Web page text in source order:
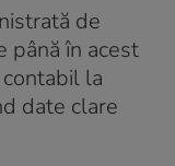
de
până în acest
la
date clare